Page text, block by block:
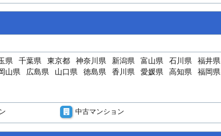
県 千葉県 東京都 神奈川県 新潟県 富山県 石川県 福井県
山県 広島県 山口県 徳島県 香川県 愛媛県 高知県 福岡県
中古マンション